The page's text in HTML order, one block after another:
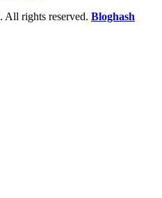
. All rights reserved. Bloghash